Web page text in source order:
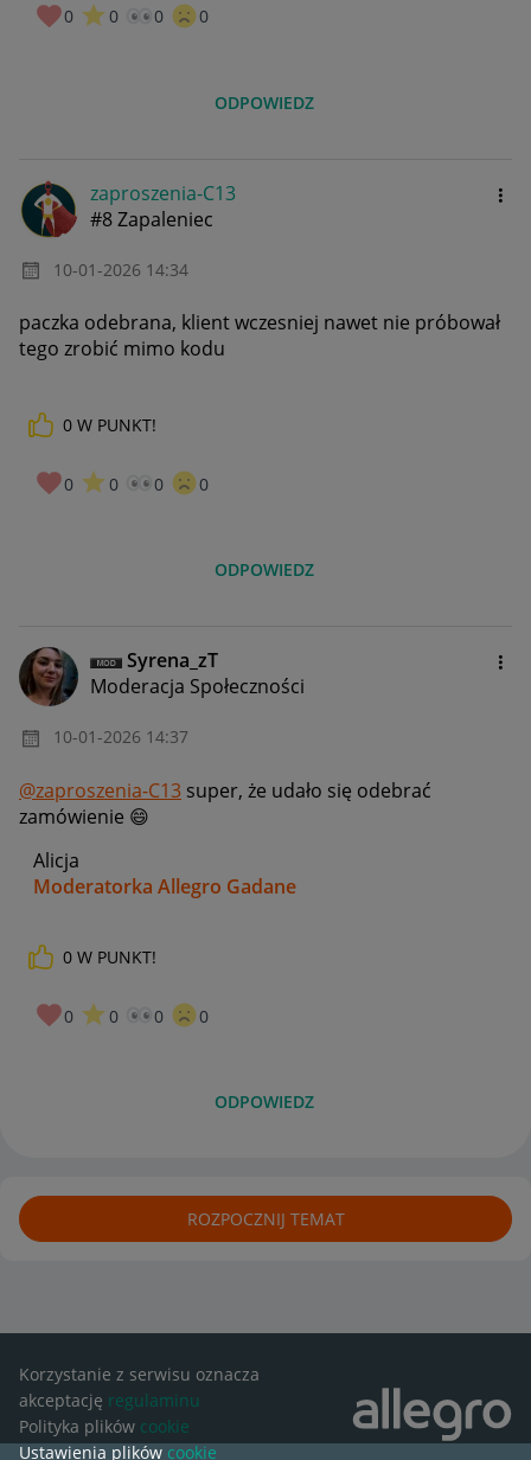
0 0 0 0
ODPOWIEDZ
zaproszenia-C13
#8 Zapaleniec
‎10-01-2026 14:34
paczka odebrana, klient wczesniej nawet nie próbował
tego zrobić mimo kodu
0 W PUNKT!
0 0 0 0
ODPOWIEDZ
Syrena_zT
Moderacja Społeczności
‎10-01-2026 14:37
@zaproszenia-C13 super, że udało się odebrać
zamówienie 😄
Alicja
Moderatorka Allegro Gadane
0 W PUNKT!
0 0 0 0
ODPOWIEDZ
ROZPOCZNIJ TEMAT
Korzystanie z serwisu oznacza
akceptację regulaminu
Polityka plików cookie
Ustawienia plików cookie